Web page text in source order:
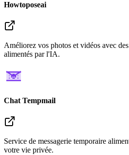
Howtoposeai
Améliorez vos photos et vidéos avec
alimentés par l'IA.
Chat Tempmail
Service de messagerie temporaire
votre vie privée.